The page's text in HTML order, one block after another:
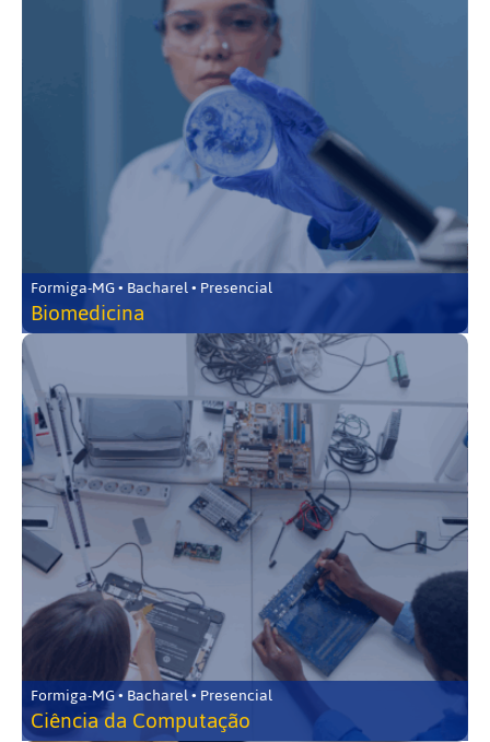
Formiga-MG • Bacharel • Presencial
Biomedicina
Formiga-MG • Bacharel • Presencial
Ciência da Computação